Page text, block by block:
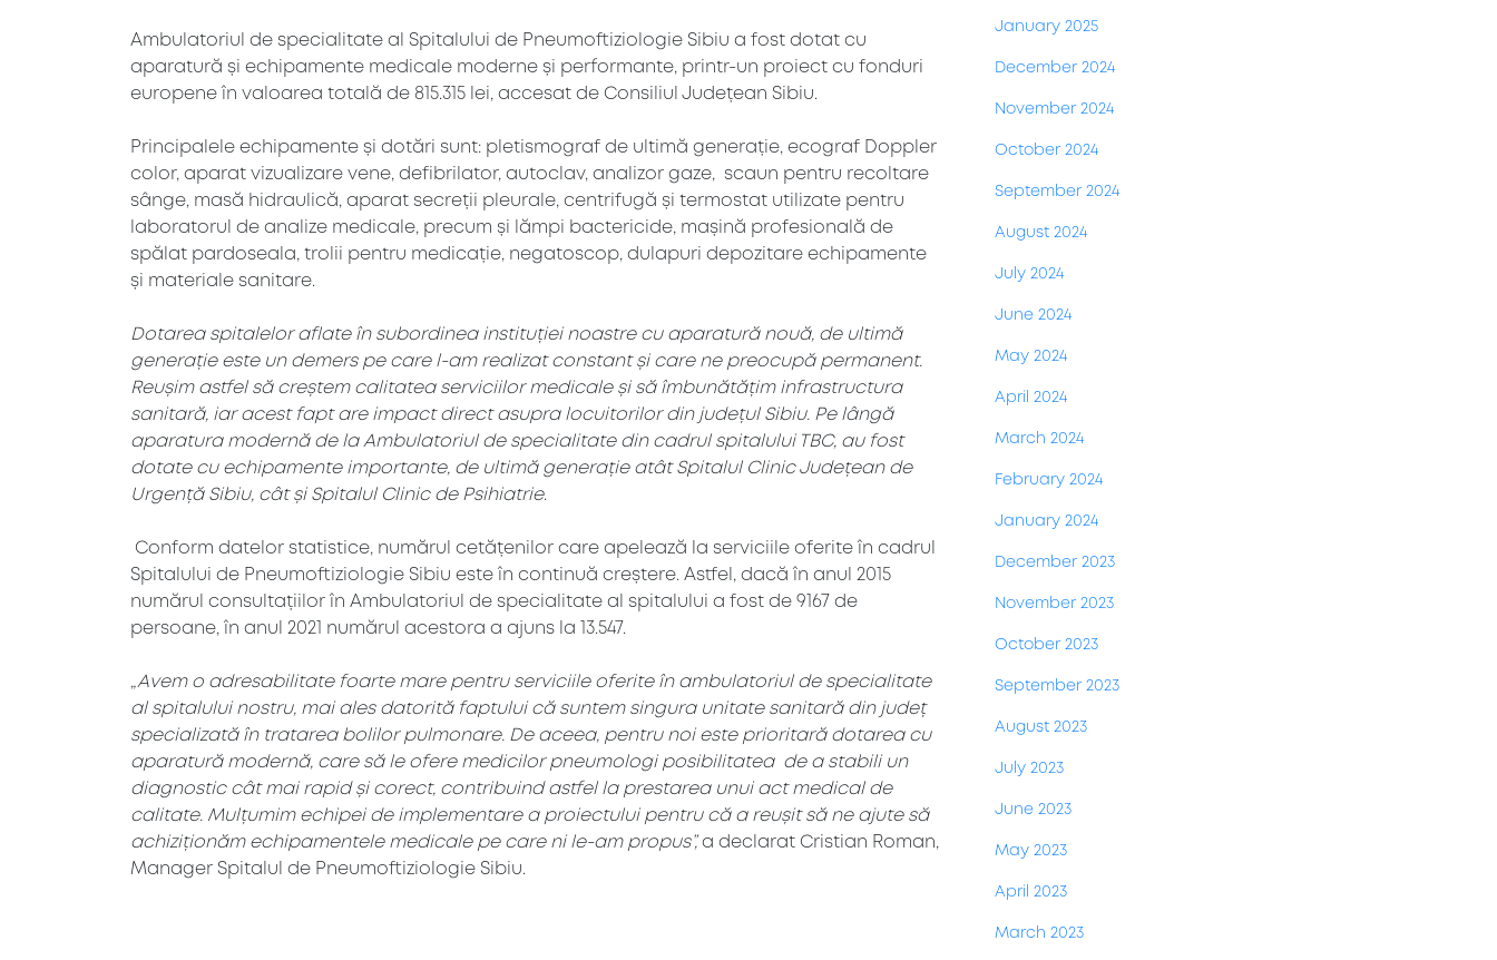
Ambulatoriul de specialitate al Spitalului de Pneumoftiziologie Sibiu a fost dotat cu
aparatură și echipamente medicale moderne și performante, printr-un proiect cu fonduri
europene în valoarea totală de 815.315 lei, accesat de Consiliul Județean Sibiu.
Principalele echipamente și dotări sunt: pletismograf de ultimă generație, ecograf Doppler
color, aparat vizualizare vene, defibrilator, autoclav, analizor gaze, scaun pentru recoltare
sânge, masă hidraulică, aparat secreții pleurale, centrifugă și termostat utilizate pentru
laboratorul de analize medicale, precum și lămpi bactericide, mașină profesională de
spălat pardoseala, trolii pentru medicație, negatoscop, dulapuri depozitare echipamente
și materiale sanitare.
Dotarea spitalelor aflate în subordinea instituției noastre cu aparatură nouă, de ultimă
generație este un demers pe care l-am realizat constant și care ne preocupă permanent.
Reușim astfel să creștem calitatea serviciilor medicale și să îmbunătățim infrastructura
sanitară, iar acest fapt are impact direct asupra locuitorilor din județul Sibiu. Pe lângă
aparatura modernă de la Ambulatoriul de specialitate din cadrul spitalului TBC, au fost
dotate cu echipamente importante, de ultimă generație atât Spitalul Clinic Județean de
Urgență Sibiu, cât și Spitalul Clinic de Psihiatrie.
Conform datelor statistice, numărul cetățenilor care apelează la serviciile oferite în cadrul
Spitalului de Pneumoftiziologie Sibiu este în continuă creștere. Astfel, dacă în anul 2015
numărul consultațiilor în Ambulatoriul de specialitate al spitalului a fost de 9167 de
persoane, în anul 2021 numărul acestora a ajuns la 13.547.
„Avem o adresabilitate foarte mare pentru serviciile oferite în ambulatoriul de specialitate
al spitalului nostru, mai ales datorită faptului că suntem singura unitate sanitară din județ
specializată în tratarea bolilor pulmonare. De aceea, pentru noi este prioritară dotarea cu
aparatură modernă, care să le ofere medicilor pneumologi posibilitatea de a stabili un
diagnostic cât mai rapid și corect, contribuind astfel la prestarea unui act medical de
calitate. Mulțumim echipei de implementare a proiectului pentru că a reușit să ne ajute să
achiziționăm echipamentele medicale pe care ni le-am propus”, a declarat Cristian Roman,
Manager Spitalul de Pneumoftiziologie Sibiu.
January 2025
December 2024
November 2024
October 2024
September 2024
August 2024
July 2024
June 2024
May 2024
April 2024
March 2024
February 2024
January 2024
December 2023
November 2023
October 2023
September 2023
August 2023
July 2023
June 2023
May 2023
April 2023
March 2023